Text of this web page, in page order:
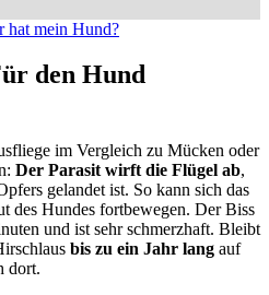
hat mein Hund?
den Hund
im Vergleich zu Mücken oder
Der Parasit wirft die Flügel ab,
gelandet ist. So kann sich das
des Hundes fortbewegen. Der Biss
und ist sehr schmerzhaft. Bleibt
bis zu ein Jahr lang auf
dort.